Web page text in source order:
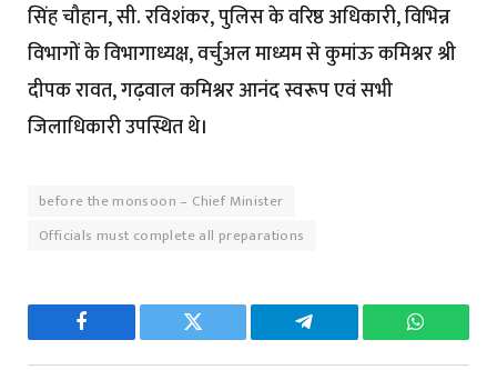
सिंह चौहान, सी. रविशंकर, पुलिस के वरिष्ठ अधिकारी, विभिन्न
विभागों के विभागाध्यक्ष, वर्चुअल माध्यम से कुमांऊ कमिश्नर श्री
दीपक रावत, गढ़वाल कमिश्नर आनंद स्वरूप एवं सभी
जिलाधिकारी उपस्थित थे।
before the monsoon – Chief Minister
Officials must complete all preparations
Facebook Twitter Telegram